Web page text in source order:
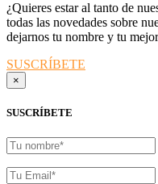
¿Quieres estar al tanto de
todas las novedades sobre
dejarnos tu nombre y tu
SUSCRÍBETE
×
SUSCRÍBETE